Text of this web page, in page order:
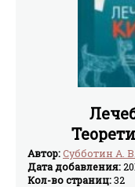
Автор:Субботин А. В.
Дата добавления:
Кол-во страниц:32